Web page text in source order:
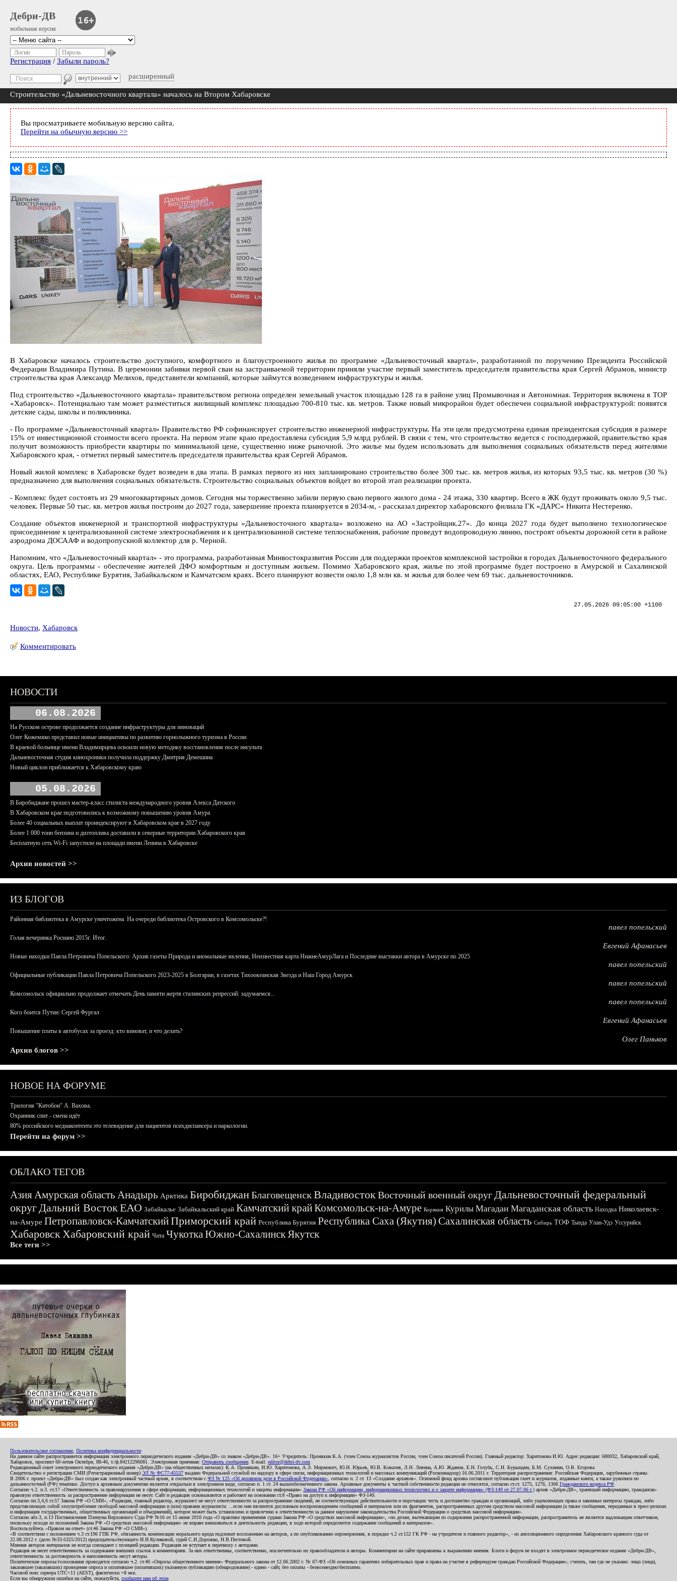
Дебри-ДВ
мобильная версия
расширенный
Логин Пароль
Регистрация / Забыли пароль?
Строительство «Дальневосточного квартала» началось на Втором Хабаровске
Вы просматриваете мобильную версию сайта.
Перейти на обычную версию >>
В Хабаровске началось строительство доступного, комфортного и благоустроенного жилья по программе «Дальневосточный квартал», разработанной по поручению Президента Российской
Федерации Владимира Путина. В церемонии забивки первой сваи на застраиваемой территории приняли участие первый заместитель председателя правительства края Сергей Абрамов, министр
строительства края Александр Мелихов, представители компаний, которые займутся возведением инфраструктуры и жилья.
Под строительство «Дальневосточного квартала» правительством региона определен земельный участок площадью 128 га в районе улиц Промывочная и Автономная. Территория включена в ТОР
«Хабаровск». Потенциально там может разместиться жилищный комплекс площадью 700-810 тыс. кв. метров. Также новый микрорайон будет обеспечен социальной инфраструктурой: появятся
детские сады, школы и поликлиника.
- По программе «Дальневосточный квартал» Правительство РФ софинансирует строительство инженерной инфраструктуры. На эти цели предусмотрена единая президентская субсидия в размере
15% от инвестиционной стоимости всего проекта. На первом этапе краю предоставлена субсидия 5,9 млрд рублей. В связи с тем, что строительство ведется с господдержкой, правительство края
получит возможность приобрести квартиры по минимальной цене, существенно ниже рыночной. Это жилье мы будем использовать для выполнения социальных обязательств перед жителями
Хабаровского края, - отметил первый заместитель председателя правительства края Сергей Абрамов.
Новый жилой комплекс в Хабаровске будет возведен в два этапа. В рамках первого из них запланировано строительство более 300 тыс. кв. метров жилья, из которых 93,5 тыс. кв. метров (30 %)
предназначено для выполнения социальных обязательств. Строительство социальных объектов войдет во второй этап реализации проекта.
- Комплекс будет состоять из 29 многоквартирных домов. Сегодня мы торжественно забили первую сваю первого жилого дома - 24 этажа, 330 квартир. Всего в ЖК будут проживать около 9,5 тыс.
человек. Первые 50 тыс. кв. метров жилья построим до 2027 года, завершение проекта планируется в 2034-м, - рассказал директор хабаровского филиала ГК «ДАРС» Никита Нестеренко.
Создание объектов инженерной и транспортной инфраструктуры «Дальневосточного квартала» возложено на АО «Застройщик.27». До конца 2027 года будет выполнено технологическое
присоединение к централизованной системе электроснабжения и к централизованной системе теплоснабжения, рабочие проведут водопроводную линию, построят объекты дорожной сети в районе
аэродрома ДОСААФ и водопропускной коллектор для р. Черной.
Напомним, что «Дальневосточный квартал» - это программа, разработанная Минвостокразвития России для поддержки проектов комплексной застройки в городах Дальневосточного федерального
округа. Цель программы - обеспечение жителей ДФО комфортным и доступным жильем. Помимо Хабаровского края, жилье по этой программе будет построено в Амурской и Сахалинской
областях, ЕАО, Республике Бурятия, Забайкальском и Камчатском краях. Всего планируют возвести около 1,8 млн кв. м жилья для более чем 69 тыс. дальневосточников.
27.05.2026 09:05:00 +1100
Новости, Хабаровск
Комментировать
НОВОСТИ
06.08.2026
На Русском острове продолжается создание инфраструктуры для инноваций
Олег Кожемяко представил новые инициативы по развитию горнолыжного туризма в России
В краевой больнице имени Владимирцева освоили новую методику восстановления после инсульта
Дальневосточная студия кинохроники получила поддержку Дмитрия Демешина
Новый циклон приближается к Хабаровскому краю
05.08.2026
В Биробиджане прошел мастер-класс стилиста международного уровня Алекса Датского
В Хабаровском крае подготовились к возможному повышению уровня Амура
Более 40 социальных выплат проиндексируют в Хабаровском крае в 2027 году
Более 1 000 тонн бензина и дизтоплива доставили в северные территории Хабаровского края
Бесплатную сеть Wi-Fi запустили на площади имени Ленина в Хабаровске
Архив новостей >>
ИЗ БЛОГОВ
Районная библиотека в Амурске уничтожена. На очереди библиотека Островского в Комсомольске?!
павел попельский
Голая вечеринка Роснано 2015г. Итог.
Евгений Афанасьев
Новые находки Павла Петровича Попельского: Архив газеты Природа и аномальные явления, Неизвестная карта НижнеАмурЛага и Последние выставки автора в Амурске по 2025
павел попельский
Официальные публикации Павла Петровича Попельского 2023-2025 в Болгарии, в газетах Тихоокеанская Звезда и Наш Город Амурск
павел попельский
Комсомольск официально продолжает отмечать День памяти жертв сталинских репрессий: задумаемся...
павел попельский
Кого боится Путин: Сергей Фургал
Евгений Афанасьев
Повышение платы в автобусах за проезд: кто виноват, и что делать?
Олег Паньков
Архив блогов >>
НОВОЕ НА ФОРУМЕ
Трилогия "Китобои" А. Вахова.
Охранник спит - смена идёт
80% российского медиаконтента это телевидение для пациентов психдиспансера и наркологии.
Перейти на форум >>
ОБЛАКО ТЕГОВ
АзияАмурская область Анадырь Арктика БиробиджанБлаговещенскВладивостокВосточный военный округДальневосточный федеральный
округДальний ВостокЕАО Забайкалье Забайкальский край Камчатский крайКомсомольск-на-Амуре Корякия Курилы Магадан Магаданская область Находка Николаевск-
на-Амуре Петропавловск-КамчатскийПриморский край Республика Бурятия Республика Саха (Якутия) Сахалинская область Сибирь ТОФ Тында Улан-Удэ Уссурийск
ХабаровскХабаровский край Чита ЧукоткаЮжно-СахалинскЯкутск
Все теги >>
Пользовательское соглашение Политика конфиденциальности
На данном сайте распространяется информация электронного периодического издания «Дебри-ДВ» со знаком «Дебри-ДВ». 16+ Учредитель: Пронякин К.А. (член Союза журналистов России, член Союза писателей России). Главный редактор: Харитонова И.Ю. Адрес редакции: 680032, Хабаровский край,
Хабаровск, проспект 60-летия Октября, 88-46, т./ф.84212296081. Электронная приемная: Отправить сообщение . E-mail: editor@debri-dv.com
Редакционный совет электронного периодического издания «Дебри-ДВ» (на общественных началах): К.А. Пронякин, И.Ю. Харитонова, А.Э. Мирмович, Ю.Н. Юрьев, Ю.В. Ковалев, Л.Н. Левина, А.Ю. Жданов, Е.Н. Голубь, С.Н. Бурындин, Б.М. Сухинин, О.В. Егорова
Свидетельство о регистрации СМИ (Регистрационный номер) ЭЛ № ФС77-45537 выдано Федеральной службой по надзору в сфере связи, информационных технологий и массовых коммуникаций (Роскомнадзор) 16.06.2011 г. Территория распространения: Российская Федерация, зарубежные страны.
В 2006 г. проект «Дебри-ДВ» был создан как электронный частный архив, в соответствии с ФЗ № 125 «Об архивном деле в Российской Федерации» , согласно п. 2 ст. 13 «Создание архивов». Основной фонд архива составляют публикации газет и журналов, изданные книги, а также рукописи по
дальневосточной (РФ) тематике. Доступ к архивным документам является открытым в электронном виде, согласно п. 1 ст. 24 вышеобозначенного закона. Архивные документы к частной собственности редакции не относятся, согласно ст.ст. 1275, 1276, 1306 Гражданского кодекса РФ
Согласно ч.2. п.3. ст.17 «Ответственность за правонарушения в сфере информации, информационных технологий и защиты информации» Закона РФ «Об информации, информационных технологиях и о защите информации» (ФЗ-149 от 27.07.06 г.) архив «Дебри-ДВ», хранящий информацию, гражданско-
правовую ответственность за распространение информации не несет. Сайт и редакция основываются и работают на основании ст.8 «Право на доступ к информации» ФЗ-149.
Согласно пп.3,4,6 ст.57 Закона РФ «О СМИ», «Редакция, главный редактор, журналист не несут ответственности за распространение сведений, не соответствующих действительности и порочащих честь и достоинство граждан и организаций, либо ущемляющих права и законные интересы граждан, либо
представляющих собой злоупотребление свободой массовой информации и (или) правами журналиста: ...если они являются дословным воспроизведением сообщений и материалов или их фрагментов, распространенных другим средством массовой информации (а также сообщения, переданные в пресс-релизах
и информация государственных, общественных организаций и объединений), которое может быть установлено и привлечено к ответственности за данное нарушение законодательства Российской Федерации о средствах массовой информации».
Согласно абз.3, п.13 Постановления Пленума Верховного Суда РФ №16 от 15 июня 2010 года «О практике применения судами Закона РФ «О средствах массовой информации», «по делам, вытекающим из содержания распространенной информации, распространитель не является надлежащим ответчиком,
поскольку исходя из положений Закона РФ «О средствах массовой информации» не вправе вмешиваться в деятельность редакции, в ходе которой определяется содержание сообщений и материалов».
Воспользуйтесь «Правом на ответ» (ст.46 Закона РФ «О СМИ»).
«В соответствии с положением ч.3 ст.196 ГПК РФ, обязанность компенсации морального вреда подлежит возложению на авторов, а по опубликованию опровержения, в порядке ч.2 ст.152 ГК РФ - на учредителя и главного редактор», - из апелляционного определения Хабаровского краевого суда от
22.08.2012 г. (дело №33-5325/2012) председательствующего И.И.Куликовой, судей С.И.Дорожко, Н.В.Пестовой.
Мнения авторов материалов не всегда совпадают с позицией редакции. Редакция не вступает в переписку с авторами.
Редакция не несет ответственность за содержание внешних ссылок и комментариев. За них ответственны, соответственно, исключительно их правообладатели и авторы. Комментарии на сайте приравнены к выражению мнения. Блоги и форум не входят в электронное периодическое издание «Дебри-ДВ»,
ответственность за достоверность и наполняемость несут авторы.
Политические опросы/голосования проводятся согласно ч.2. ст.46 «Опросы общественного мнения» Федерального закона от 12.06.2002 г. № 67-ФЗ «Об основных гарантиях избирательных прав и права на участие в референдуме граждан Российской Федерации»; считать, там где не указано: лицо (лица),
заказавшее (заказавших) проведение опроса и оплатившее (оплативших) указанную публикацию (обнародование) - едино - сайт, без оплаты - безвозмездно/бесплатно.
Часовой пояс сервера UTC+11 (AEST), фактически +8 мск.
Если вы обнаружили ошибки на сайте, пожалуйста, сообщите нам об этом